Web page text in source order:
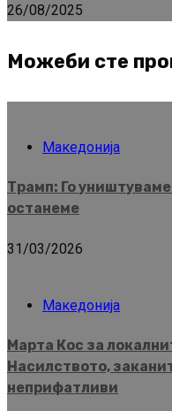
26/08/2025
Можеби сте
Македонија
Трамп: Го
останеме
31/03/2026
Македонија
Марта Кос за
Насилството,
неприфатливи